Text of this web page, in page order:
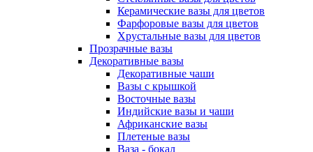
Керамические вазы для цветов
Фарфоровые вазы для цветов
Хрустальные вазы для цветов
Прозрачные вазы
Декоративные вазы
Декоративные чаши
Вазы с крышкой
Восточные вазы
Индийские вазы и чаши
Африканские вазы
Плетеные вазы
Ваза - бокал